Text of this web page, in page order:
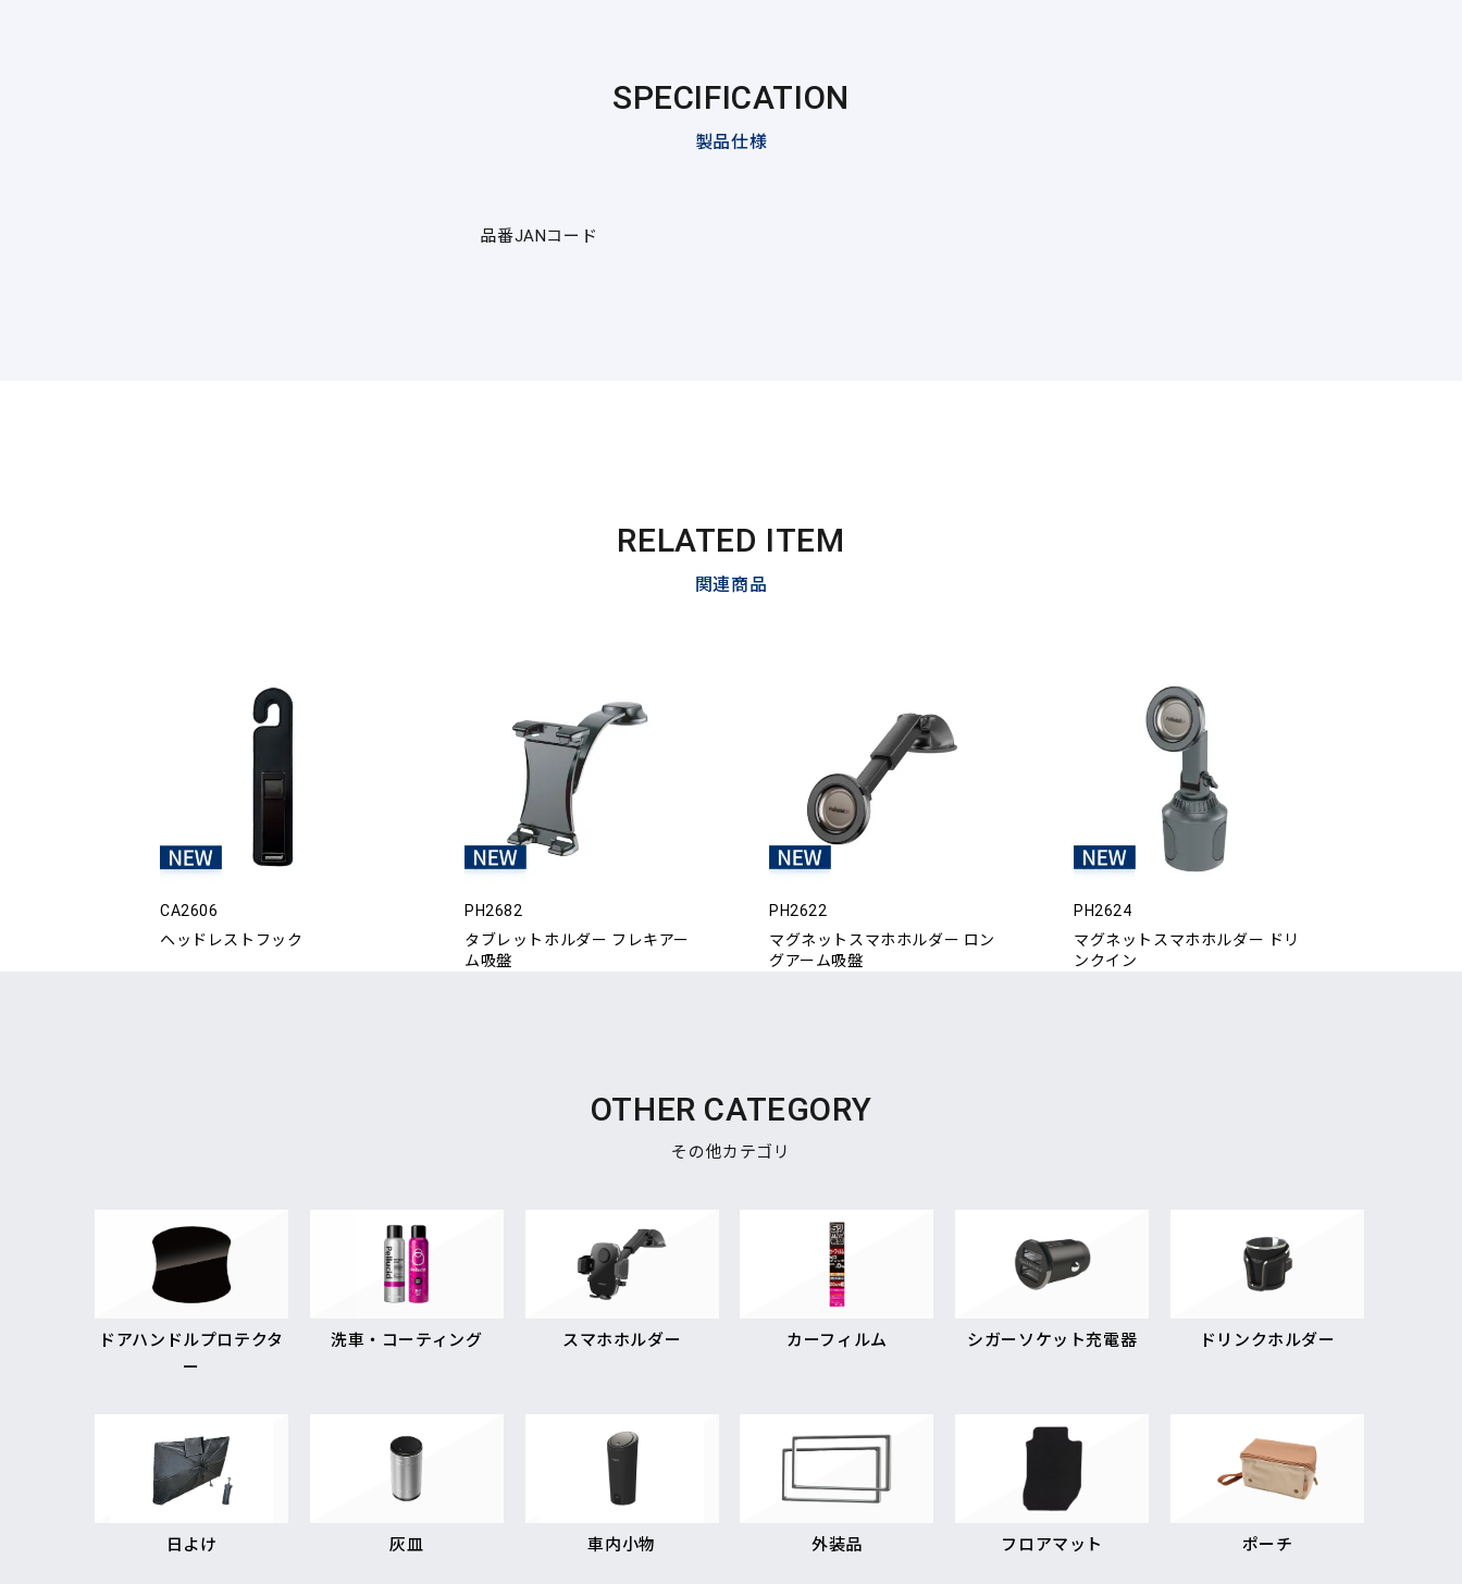
SPECIFICATION
製品仕様
品番JANコード
RELATED ITEM
関連商品
CA2606
ヘッドレストフック
PH2682
タブレットホルダー フレキアー
ム吸盤
PH2622
マグネットスマホホルダー ロン
グアーム吸盤
PH2624
マグネットスマホホルダー ドリ
ンクイン
OTHER CATEGORY
その他カテゴリ
ドアハンドルプロテクタ
ー
洗車・コーティング スマホホルダー カーフィルム シガーソケット充電器 ドリンクホルダー
日よけ 灰皿 車内小物 外装品 フロアマット ポーチ